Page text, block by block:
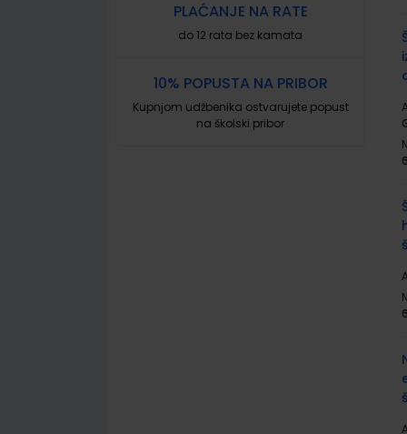
PLAĆANJE NA RATE
do 12 rata bez kamata
10% POPUSTA NA PRIBOR
Kupnjom udžbenika ostvarujete popust
na školski pribor